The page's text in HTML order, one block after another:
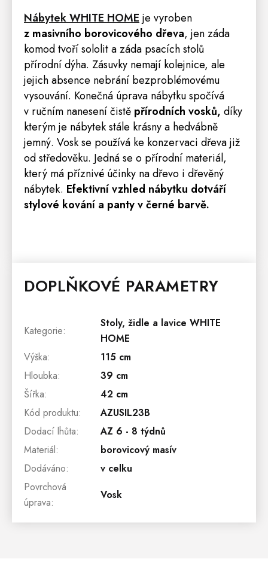
Nábytek WHITE HOME je vyroben
z masivního borovicového dřeva, jen záda
komod tvoří sololit a záda psacích stolů
přírodní dýha. Zásuvky nemají kolejnice, ale
jejich absence nebrání bezproblémovému
vysouvání. Konečná úprava nábytku spočívá
v ručním nanesení čistě přírodních vosků, díky
kterým je nábytek stále krásny a hedvábně
jemný. Vosk se používá ke konzervaci dřeva již
od středověku. Jedná se o přírodní materiál,
který má příznivé účinky na dřevo i dřevěný
nábytek. Efektivní vzhled nábytku dotváří
stylové kování a panty v černé barvě.
DOPLŇKOVÉ PARAMETRY
Kategorie:
Stoly, židle a lavice WHITE
HOME
Výška:
115 cm
Hloubka:
39 cm
Šířka:
42 cm
Kód produktu:
AZUSIL23B
Dodací lhůta:
AZ 6 - 8 týdnů
Materiál:
borovicový masív
Dodáváno:
v celku
Povrchová
úprava:
Vosk